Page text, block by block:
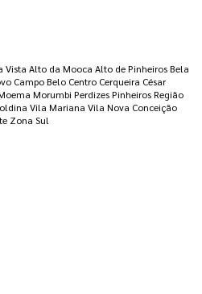
Vista Alto da Mooca Alto de Pinheiros Bela
Campo Belo Centro Cerqueira César
Morumbi Perdizes Pinheiros Região
Vila Mariana Vila Nova Conceição
Zona Sul